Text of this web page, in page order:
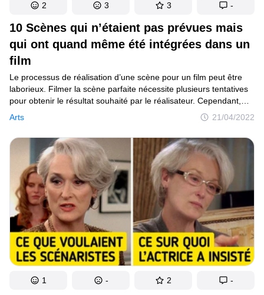
10 Scènes qui n’étaient pas prévues mais
qui ont quand même été intégrées dans un
film
Arts 21/04/2022
Le processus de réalisation d’une scène pour un film peut être
laborieux. Filmer la scène parfaite nécessite plusieurs tentatives
pour obtenir le résultat souhaité par le réalisateur. Cependant,
il y a aussi des moments où les réactions des acteurs étaient
si naturelles et cohérentes avec le personnage que, bien qu’elles
ne faisaient pas partie du script, elles ont fini par être intégrées
au film.
2 3 3 -
1 - 2 -